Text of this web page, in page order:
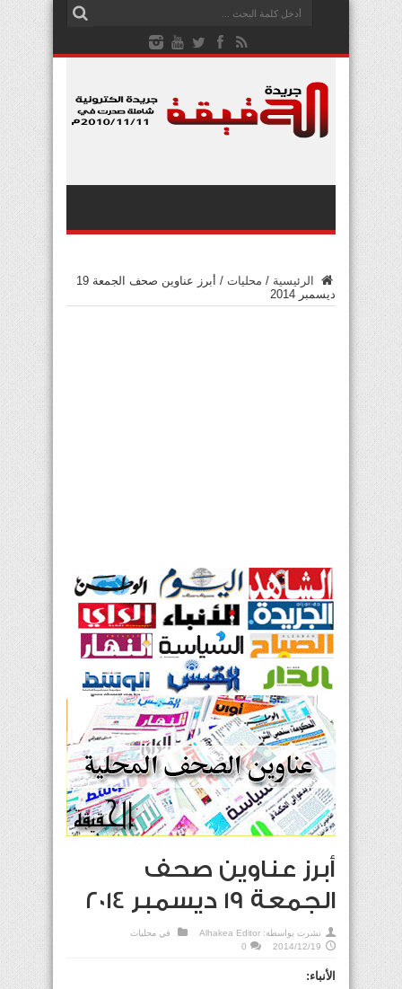
الرئيسية / محليات /
أبرز عناوين صحف الجمعة 19
ديسمبر 2014
أبرز عناوين صحف
الجمعة 19 ديسمبر 2014
نشرت بواسطة: Alhakea Editor في محليات
2014/12/19
0
الأنباء: